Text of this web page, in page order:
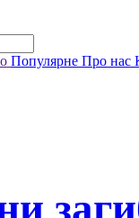
Популярне Про нас